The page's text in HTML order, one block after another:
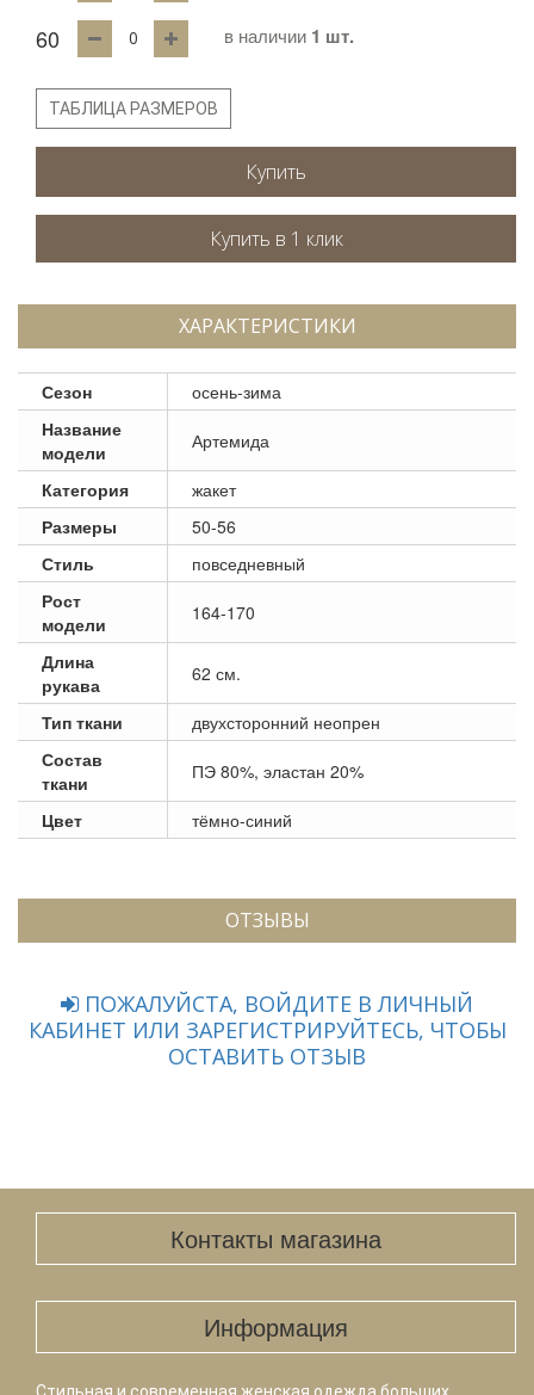
60 в наличии 1 шт.
ТАБЛИЦА РАЗМЕРОВ
Купить
ХАРАКТЕРИСТИКИ
Сезон
осень-зима
Название
модели
Артемида
Категория
жакет
Размеры
50-56
Стиль
повседневный
Рост
модели
164-170
Длина
рукава
62 см.
Тип ткани
двухсторонний неопрен
Состав
ткани
ПЭ 80%, эластан 20%
Цвет тёмно-синий
ОТЗЫВЫ
ПОЖАЛУЙСТА, ВОЙДИТЕ В ЛИЧНЫЙ
КАБИНЕТ ИЛИ ЗАРЕГИСТРИРУЙТЕСЬ, ЧТОБЫ
ОСТАВИТЬ ОТЗЫВ
Контакты магазина
Информация
Стильная и современная женская одежда больших